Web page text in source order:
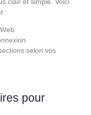
clair et simple. Voici
:
selon vos
pour